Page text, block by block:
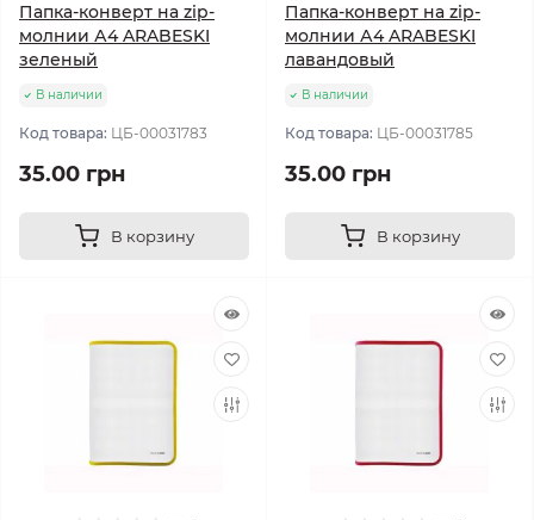
Папка-конверт на zip-
молнии А4 ARABESKI
зеленый
В наличии
Код товара: ЦБ-00031783
35.00 грн
В корзину
Папка-конверт на zip-
молнии А4 ARABESKI
лавандовый
В наличии
Код товара: ЦБ-00031785
35.00 грн
В корзину